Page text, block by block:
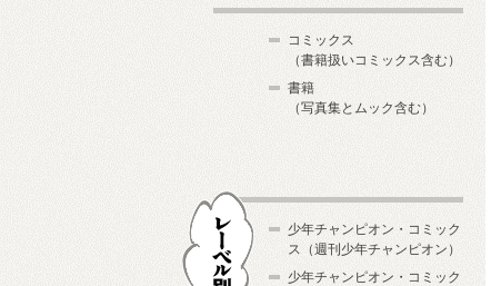
コミックス
（書籍扱いコミックス含む）
書籍
（写真集とムック含む）
少年チャンピオン・コミック
ス（週刊少年チャンピオン）
少年チャンピオン・コミック